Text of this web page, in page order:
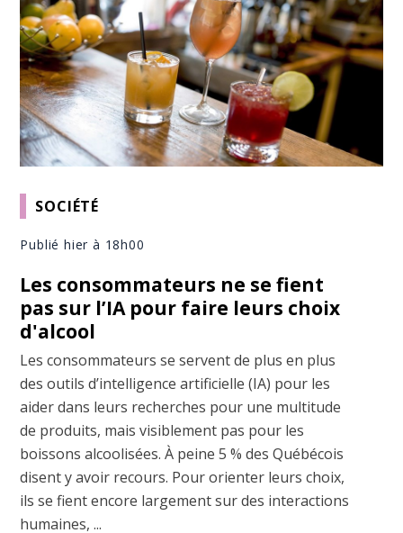
SOCIÉTÉ
Publié hier à 18h00
Les consommateurs ne se fient
pas sur l’IA pour faire leurs choix
d'alcool
Les consommateurs se servent de plus en plus
des outils d’intelligence artificielle (IA) pour les
aider dans leurs recherches pour une multitude
de produits, mais visiblement pas pour les
boissons alcoolisées. À peine 5 % des Québécois
disent y avoir recours. Pour orienter leurs choix,
ils se fient encore largement sur des interactions
humaines, ...